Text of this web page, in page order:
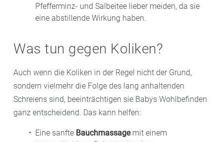
Pfefferminz- und Salbeitee lieber meiden, da sie
eine abstillende Wirkung haben.
Was tun gegen Koliken?
Auch wenn die Koliken in der Regel nicht der Grund,
sondern vielmehr die Folge des lang anhaltenden
Schreiens sind, beeinträchtigen sie Babys Wohlbefinden
ganz entscheidend. Das kann helfen:
Eine sanfte Bauchmassagemit einem